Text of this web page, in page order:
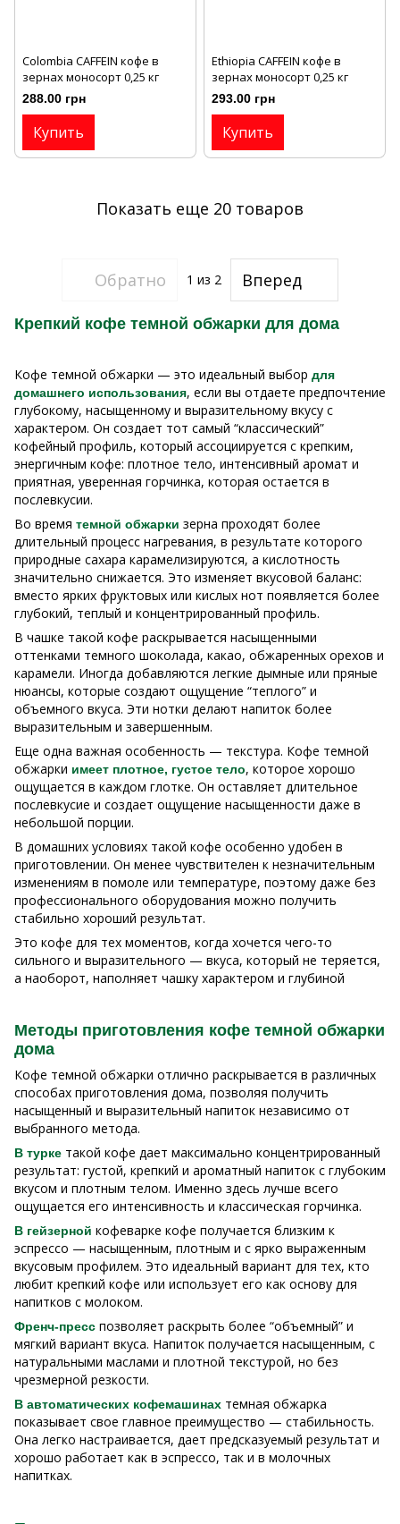
Colombia CAFFEIN кофе в
зернах моносорт 0,25 кг
288.00 грн
Купить
Ethiopia CAFFEIN кофе в
зернах моносорт 0,25 кг
293.00 грн
Купить
Показать еще 20 товаров
Обратно 1 из 2 Вперед
Крепкий кофе темной обжарки для дома
Кофе темной обжарки — это идеальный выбор для
домашнего использования, если вы отдаете предпочтение
глубокому, насыщенному и выразительному вкусу с
характером. Он создает тот самый “классический”
кофейный профиль, который ассоциируется с крепким,
энергичным кофе: плотное тело, интенсивный аромат и
приятная, уверенная горчинка, которая остается в
послевкусии.
Во время темной обжарки зерна проходят более
длительный процесс нагревания, в результате которого
природные сахара карамелизируются, а кислотность
значительно снижается. Это изменяет вкусовой баланс:
вместо ярких фруктовых или кислых нот появляется более
глубокий, теплый и концентрированный профиль.
В чашке такой кофе раскрывается насыщенными
оттенками темного шоколада, какао, обжаренных орехов и
карамели. Иногда добавляются легкие дымные или пряные
нюансы, которые создают ощущение “теплого” и
объемного вкуса. Эти нотки делают напиток более
выразительным и завершенным.
Еще одна важная особенность — текстура. Кофе темной
обжарки имеет плотное, густое тело, которое хорошо
ощущается в каждом глотке. Он оставляет длительное
послевкусие и создает ощущение насыщенности даже в
небольшой порции.
В домашних условиях такой кофе особенно удобен в
приготовлении. Он менее чувствителен к незначительным
изменениям в помоле или температуре, поэтому даже без
профессионального оборудования можно получить
стабильно хороший результат.
Это кофе для тех моментов, когда хочется чего-то
сильного и выразительного — вкуса, который не теряется,
а наоборот, наполняет чашку характером и глубиной
Методы приготовления кофе темной обжарки
дома
Кофе темной обжарки отлично раскрывается в различных
способах приготовления дома, позволяя получить
насыщенный и выразительный напиток независимо от
выбранного метода.
В турке такой кофе дает максимально концентрированный
результат: густой, крепкий и ароматный напиток с глубоким
вкусом и плотным телом. Именно здесь лучше всего
ощущается его интенсивность и классическая горчинка.
В гейзерной кофеварке кофе получается близким к
эспрессо — насыщенным, плотным и с ярко выраженным
вкусовым профилем. Это идеальный вариант для тех, кто
любит крепкий кофе или использует его как основу для
напитков с молоком.
Френч-пресс позволяет раскрыть более “объемный” и
мягкий вариант вкуса. Напиток получается насыщенным, с
натуральными маслами и плотной текстурой, но без
чрезмерной резкости.
В автоматических кофемашинах темная обжарка
показывает свое главное преимущество — стабильность.
Она легко настраивается, дает предсказуемый результат и
хорошо работает как в эспрессо, так и в молочных
напитках.